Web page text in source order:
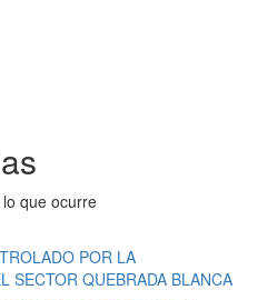
que ocurre
POR LA
SECTOR QUEBRADA BLANCA